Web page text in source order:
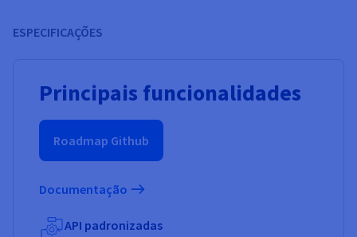
ESPECIFICAÇÕES
Principais funcionalidades
Roadmap Github
Documentação
API padronizadas